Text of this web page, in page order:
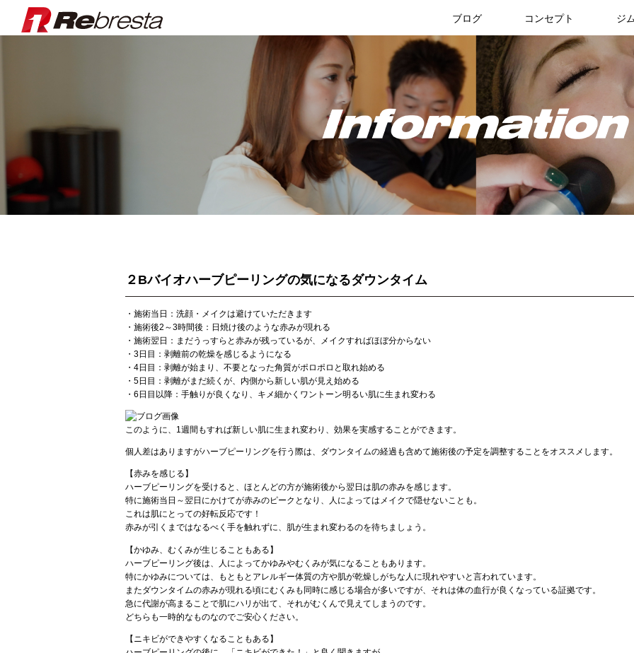
ブログ
ジムのブログ
お知らせ
コンセプト ジ
２Bバイオハーブピーリングの気になるダウンタイム
・施術当日：洗顔・メイクは避けていただきます
・施術後2～3時間後：日焼け後のような赤みが現れる
・施術翌日：まだうっすらと赤みが残っているが、メイクすればほぼ分からない
・3日目：剥離前の乾燥を感じるようになる
・4日目：剥離が始まり、不要となった角質がポロポロと取れ始める
・5日目：剥離がまだ続くが、内側から新しい肌が見え始める
・6日目以降：手触りが良くなり、キメ細かくワントーン明るい肌に生まれ変わる
このように、1週間もすれば新しい肌に生まれ変わり、効果を実感することができます。
個人差はありますがハーブピーリングを行う際は、ダウンタイムの経過も含めて施術後の予定を調整することをオススメします。
【赤みを感じる】
ハーブピーリングを受けると、ほとんどの方が施術後から翌日は肌の赤みを感じます。
特に施術当日～翌日にかけてが赤みのピークとなり、人によってはメイクで隠せないことも。
これは肌にとっての好転反応です！
赤みが引くまではなるべく手を触れずに、肌が生まれ変わるのを待ちましょう。
【かゆみ、むくみが生じることもある】
ハーブピーリング後は、人によってかゆみやむくみが気になることもあります。
特にかゆみについては、もともとアレルギー体質の方や肌が乾燥しがちな人に現れやすいと言われています。
またダウンタイムの赤みが現れる頃にむくみも同時に感じる場合が多いですが、それは体の血行が良くなっている証拠です。
急に代謝が高まることで肌にハリが出て、それがむくんで見えてしまうのです。
どちらも一時的なものなのでご安心ください。
【ニキビができやすくなることもある】